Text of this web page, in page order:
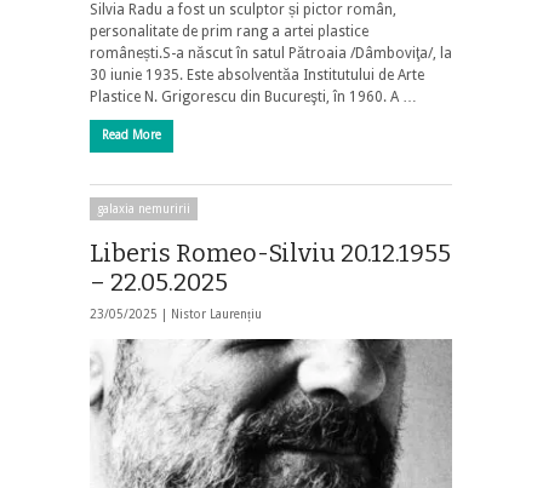
Silvia Radu a fost un sculptor și pictor român,
personalitate de prim rang a artei plastice
românești.S-a născut în satul Pătroaia /Dâmboviţa/, la
30 iunie 1935. Este absolventăa Institutului de Arte
Plastice N. Grigorescu din Bucureşti, în 1960. A …
Read More
galaxia nemuririi
Liberis Romeo-Silviu 20.12.1955
– 22.05.2025
23/05/2025 | Nistor Laurențiu